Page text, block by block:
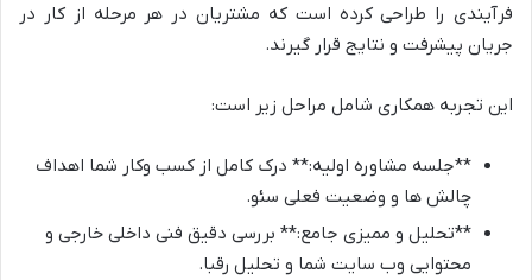
فرآیندی را طراحی کرده است که مشتریان در هر مرحله از کار در
جریان پیشرفت و نتایج قرار گیرند.
این تجربه همکاری شامل مراحل زیر است:
**جلسه مشاوره اولیه:** درک کامل از کسب وکار شما اهداف
چالش ها و وضعیت فعلی سئو.
**تحلیل و ممیزی جامع:** بررسی دقیق فنی داخلی خارجی و
محتوایی وب سایت شما و تحلیل رقبا.